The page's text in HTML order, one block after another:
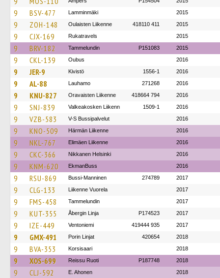
9 BSV-477 Lamminmäki 2015
9 ZOH-148 Oulaisten Liikenne 418110 411 2015
9 CJX-169 Rukatravels 2015
9 BRV-182 Tammelundin P151083 2015
9 CKL-139 Oubus 2016
9 JER-9 Kivistö 1556-1 2016
9 AL-88 Lauhamo 271268 2016
9 KNU-827 Oravaisten Liikenne 418664 794 2016
9 SNJ-839 Valkeakosken Liikenn 1509-1 2016
9 VZB-583 V-S Bussipalvelut 2016
9 KNO-509 Härmän Liikenne 2016
9 NKL-767 Elimäen Liikenne 2016
9 CKC-366 Nikkanen Helsinki 2016
9 KNM-620 EkmanBuss 2016
9 RSU-869 Bussi-Manninen 274789 2017
9 CLG-133 Liikenne Vuorela 2017
9 FMS-458 Tammelundin 2017
9 KUT-355 Åbergin Linja P174523 2017
9 IZE-449 Ventoniemi 419444 935 2017
9 GMX-491 Porin Linjat 420654 2018
9 BVA-353 Korsisaari 2018
9 XOS-699 Reissu Ruoti P187748 2018
9 CLJ-592 E. Ahonen 2018